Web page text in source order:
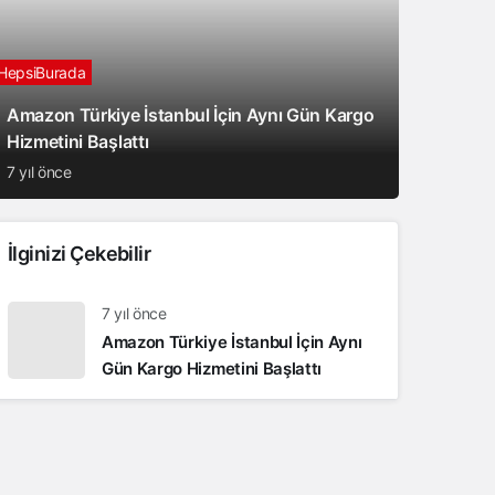
Amazon Türkiye İstanbul İçin Aynı Gün Kargo
Hizmetini Başlattı
7 yıl önce
İlginizi Çekebilir
7 yıl önce
Amazon Türkiye İstanbul İçin Aynı
Gün Kargo Hizmetini Başlattı